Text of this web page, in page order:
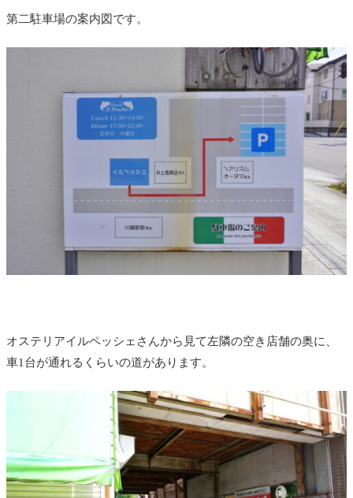
第二駐車場の案内図です。
オステリアイルペッシェさんから見て左隣の空き店舗の奥に、
車1台が通れるくらいの道があります。